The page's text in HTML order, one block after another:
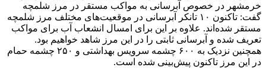
خرمشهر در خصوص آبرسانی به مواکب مستقر در مرز شلمچه
گفت: تاکنون ۱۰ تانکر آبرسانی در موقعیت‌های مختلف مرز شلمچه
مستقر شده‌اند. علاوه بر این برای امسال انشعاب آب برای مواکب
تعریف شده و آبرسانی ثابتی را در این مرز شاهد خواهیم بود.
همچنین نزدیک به ۶۰۰ چشمه سرویس بهداشتی و ۲۵۰ چشمه حمام
در این مرز تاکنون پیش‌بینی شده است.